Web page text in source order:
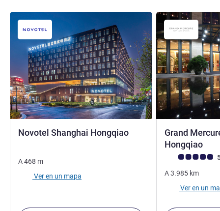
Novotel Shanghai Hongqiao4 estrellas
A468 m
Ver en un mapa
Grand
Hongqiao
Nota de clientes
A3.985 km
Ver en un